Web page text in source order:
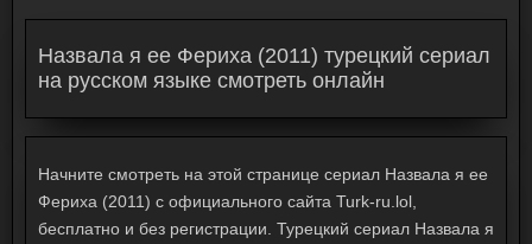
Назвала я ее Фериха (2011) турецкий сериал
на русском языке смотреть онлайн
Начните смотреть на этой странице сериал Назвала я ее
Фериха (2011) с официального сайта Turk-ru.lol,
бесплатно и без регистрации. Турецкий сериал Назвала я